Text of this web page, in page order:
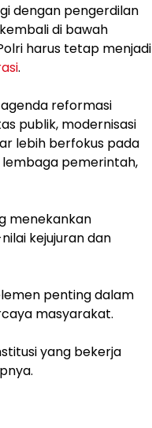
dengan pengerdilan
di bawah
harus tetap menjadi
.
reformasi
publik, modernisasi
lebih berfokus pada
pemerintah,
menekankan
kejujuran dan
penting dalam
masyarakat.
yang bekerja